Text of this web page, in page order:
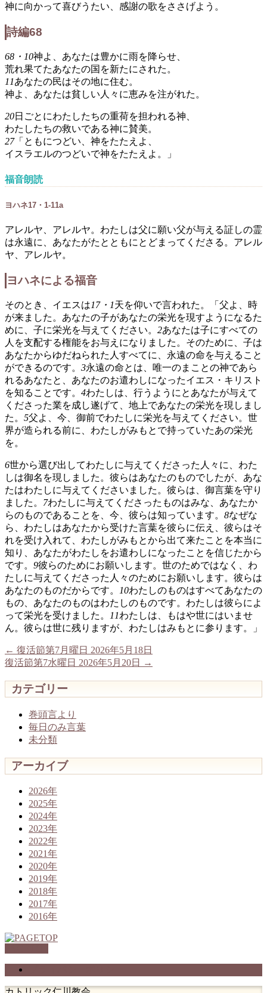
神に向かって喜びうたい、感謝の歌をささげよう。
詩編68
68・10神よ、あなたは豊かに雨を降らせ、
荒れ果てたあなたの国を新たにされた。
11あなたの民はその地に住む。
神よ、あなたは貧しい人々に恵みを注がれた。
20日ごとにわたしたちの重荷を担われる神、
わたしたちの救いである神に賛美。
27「ともにつどい、神をたたえよ、
イスラエルのつどいで神をたたえよ。」
福音朗読
ヨハネ17・1-11a
アレルヤ、アレルヤ。わたしは父に願い父が与える証しの霊
は永遠に、あなたがたとともにとどまってくださる。アレル
ヤ、アレルヤ。
ヨハネによる福音
そのとき、イエスは17・1天を仰いで言われた。「父よ、時
が来ました。あなたの子があなたの栄光を現すようになるた
めに、子に栄光を与えてください。 2あなたは子にすべての
人を支配する権能をお与えになりました。そのために、子は
あなたからゆだねられた人すべてに、永遠の命を与えること
ができるのです。 3永遠の命とは、唯一のまことの神であら
れるあなたと、あなたのお遣わしになったイエス・キリスト
を知ることです。 4わたしは、行うようにとあなたが与えて
くださった業を成し遂げて、地上であなたの栄光を現しまし
た。 5父よ、今、御前でわたしに栄光を与えてください。世
界が造られる前に、わたしがみもとで持っていたあの栄光
を。
6世から選び出してわたしに与えてくださった人々に、わた
しは御名を現しました。彼らはあなたのものでしたが、あな
たはわたしに与えてくださいました。彼らは、御言葉を守り
ました。 7わたしに与えてくださったものはみな、あなたか
らのものであることを、今、彼らは知っています。 8なぜな
ら、わたしはあなたから受けた言葉を彼らに伝え、彼らはそ
れを受け入れて、わたしがみもとから出て来たことを本当に
知り、あなたがわたしをお遣わしになったことを信じたから
です。 9彼らのためにお願いします。世のためではなく、わ
たしに与えてくださった人々のためにお願いします。彼らは
あなたのものだからです。 10わたしのものはすべてあなたの
もの、あなたのものはわたしのものです。わたしは彼らによ
って栄光を受けました。 11わたしは、もはや世にはいませ
ん。彼らは世に残りますが、わたしはみもとに参ります。」
← 復活節第7月曜日 2026年5月18日
復活節第7水曜日 2026年5月20日
→
カテゴリー
巻頭言より
毎日のみ言葉
未分類
アーカイブ
2026年
2025年
2024年
2023年
2022年
2021年
2020年
2019年
2018年
2017年
2016年